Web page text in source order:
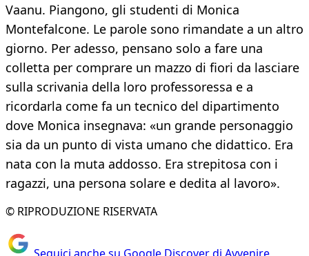
Vaanu. Piangono, gli studenti di Monica
Montefalcone. Le parole sono rimandate a un altro
giorno. Per adesso, pensano solo a fare una
colletta per comprare un mazzo di fiori da lasciare
sulla scrivania della loro professoressa e a
ricordarla come fa un tecnico del dipartimento
dove Monica insegnava: «un grande personaggio
sia da un punto di vista umano che didattico. Era
nata con la muta addosso. Era strepitosa con i
ragazzi, una persona solare e dedita al lavoro».
© RIPRODUZIONE RISERVATA